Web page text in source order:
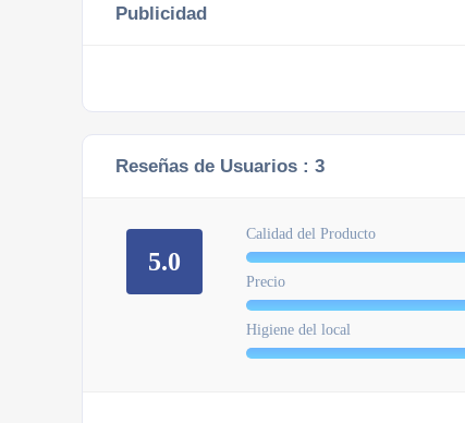
Publicidad
Reseñas de Usuarios : 3
5.0
Calidad del Producto
Precio
Higiene del local